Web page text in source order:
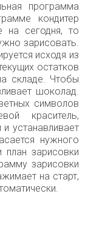
программа
кондитер
на сегодня, то
зарисовать.
исходя из
остатков
складе. Чтобы
шоколад.
символов
краситель,
устанавливает
нужного
зарисовки
зарисовки
на старт,